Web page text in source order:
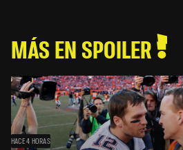
MÁS EN SPOILER
HACE 4 HORAS